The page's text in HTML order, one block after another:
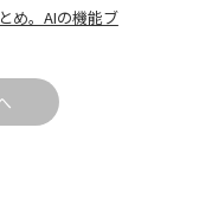
め。AIの機能ブ